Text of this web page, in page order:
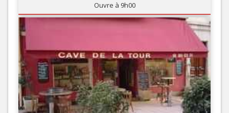
Ouvre à 9h00